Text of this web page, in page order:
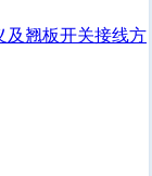
及翘板开关接线方